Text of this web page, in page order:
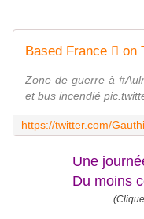
Zone de guerre à
et bus incendié
Une
Du moins